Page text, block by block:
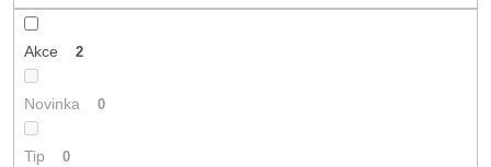
Akce 2
Novinka 0
Tip 0